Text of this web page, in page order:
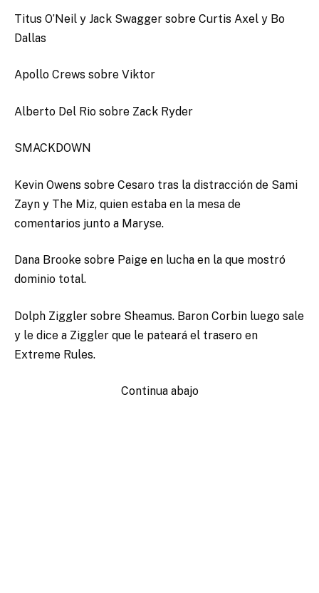
Titus O’Neil y Jack Swagger sobre Curtis Axel y Bo
Dallas
Apollo Crews sobre Viktor
Alberto Del Rio sobre Zack Ryder
SMACKDOWN
Kevin Owens sobre Cesaro tras la distracción de Sami
Zayn y The Miz, quien estaba en la mesa de
comentarios junto a Maryse.
Dana Brooke sobre Paige en lucha en la que mostró
dominio total.
Dolph Ziggler sobre Sheamus. Baron Corbin luego sale
y le dice a Ziggler que le pateará el trasero en
Extreme Rules.
Continua abajo